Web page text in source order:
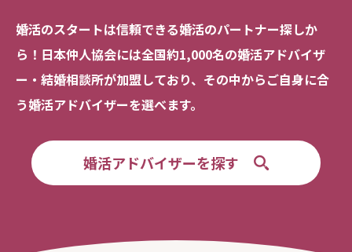
婚活のスタートは信頼できる婚活のパートナー探しか
ら！ 日本仲人協会には全国約1,000名の婚活アドバイザ
ー・結婚相談所が加盟しており、 その中からご自身に合
う婚活アドバイザーを選べます。
婚活アドバイザーを探す